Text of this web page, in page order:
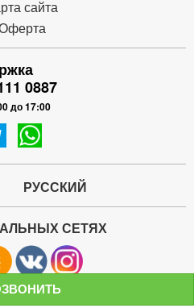
сайта
0887
до 17:00
РУССКИЙ
СЕТЯХ